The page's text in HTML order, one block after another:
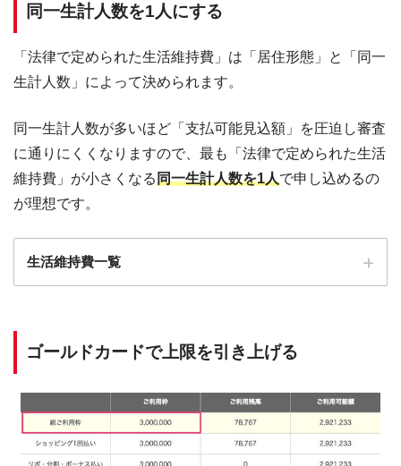
同一生計人数を1人にする
「法律で定められた生活維持費」は「居住形態」と「同一
生計人数」によって決められます。
同一生計人数が多いほど「支払可能見込額」を圧迫し審査
に通りにくくなりますので、最も「法律で定められた生活
維持費」が小さくなる同一生計人数を1人で申し込めるの
が理想です。
生活維持費一覧
持家無かつ賃
貸負担無
169万円 200万円
ゴールドカードで上限を引き上げる